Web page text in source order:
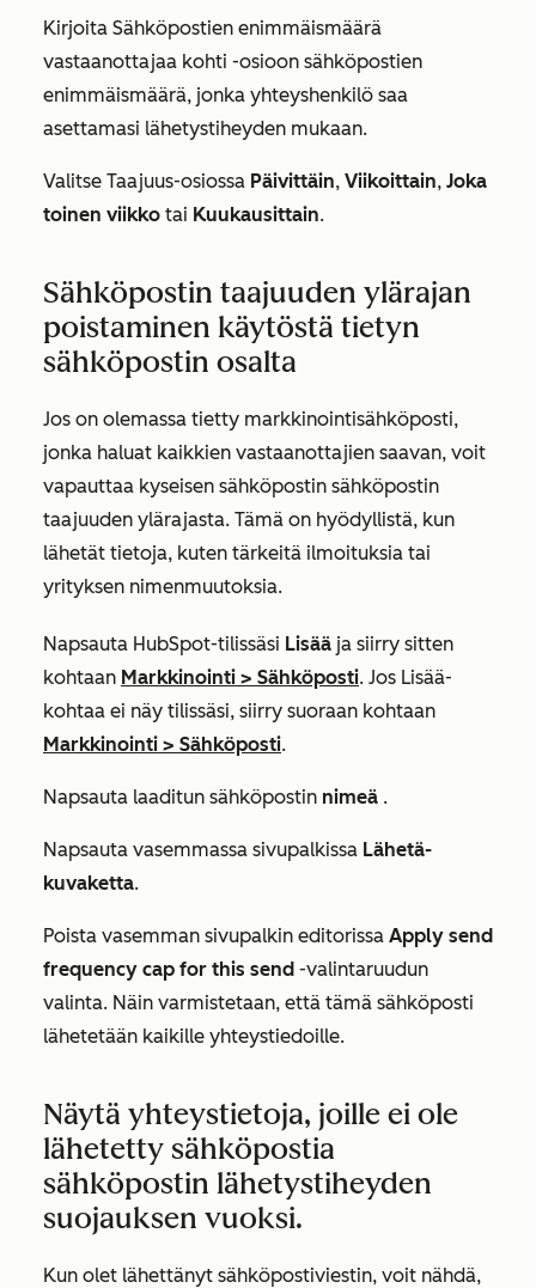
Kirjoita Sähköpostien enimmäismäärä
vastaanottajaa kohti -osioon sähköpostien
enimmäismäärä, jonka yhteyshenkilö saa
asettamasi lähetystiheyden mukaan.
Valitse Taajuus-osiossa Päivittäin, Viikoittain, Joka
toinen viikko tai Kuukausittain.
Sähköpostin taajuuden ylärajan
poistaminen käytöstä tietyn
sähköpostin osalta
Jos on olemassa tietty markkinointisähköposti,
jonka haluat kaikkien vastaanottajien saavan, voit
vapauttaa kyseisen sähköpostin sähköpostin
taajuuden ylärajasta. Tämä on hyödyllistä, kun
lähetät tietoja, kuten tärkeitä ilmoituksia tai
yrityksen nimenmuutoksia.
Napsauta HubSpot-tilissäsi Lisää ja siirry sitten
kohtaan Markkinointi > Sähköposti. Jos Lisää-
kohtaa ei näy tilissäsi, siirry suoraan kohtaan
Markkinointi > Sähköposti.
Napsauta laaditun sähköpostin nimeä .
Napsauta vasemmassa sivupalkissa Lähetä-
kuvaketta.
Poista vasemman sivupalkin editorissa Apply send
frequency cap for this send -valintaruudun
valinta. Näin varmistetaan, että tämä sähköposti
lähetetään kaikille yhteystiedoille.
Näytä yhteystietoja, joille ei ole
lähetetty sähköpostia
sähköpostin lähetystiheyden
suojauksen vuoksi.
Kun olet lähettänyt sähköpostiviestin, voit nähdä,